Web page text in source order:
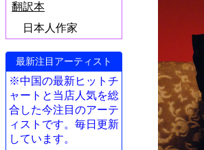
翻訳本
日本人作家
最新注目アーティスト
※中国の最新ヒットチ
ャートと当店人気を総
合した今注目のアーテ
ィストです。毎日更新
しています。